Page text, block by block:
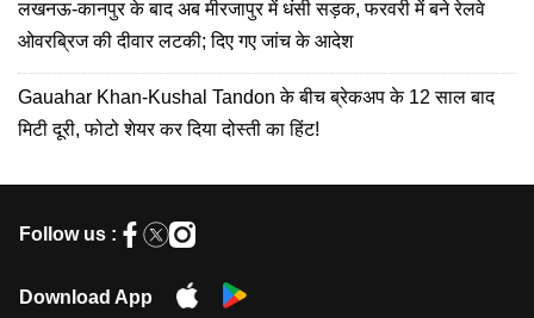
लखनऊ-कानपुर के बाद अब मीरजापुर में धंसी सड़क, फरवरी में बने रेलवे
ओवरब्रिज की दीवार लटकी; दिए गए जांच के आदेश
Gauahar Khan-Kushal Tandon के बीच ब्रेकअप के 12 साल बाद
मिटी दूरी, फोटो शेयर कर दिया दोस्ती का हिंट!
Follow us :
Download App